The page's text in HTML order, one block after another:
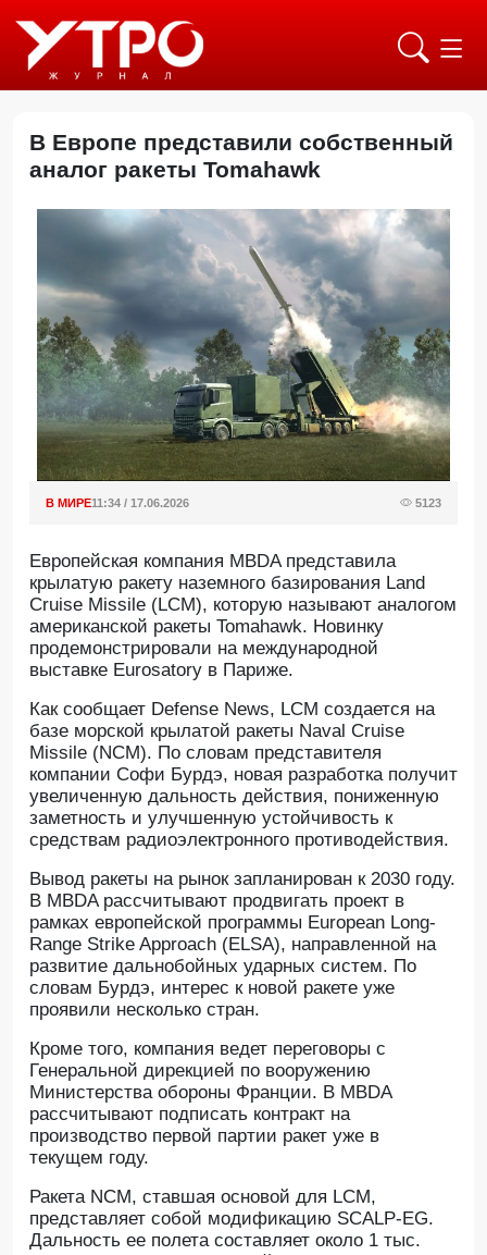
В Европе представили собственный
аналог ракеты Tomahawk
В МИРЕ11:34 / 17.06.2026 5123
Европейская компания MBDA представила
крылатую ракету наземного базирования Land
Cruise Missile (LCM), которую называют аналогом
американской ракеты Tomahawk. Новинку
продемонстрировали на международной
выставке Eurosatory в Париже.
Как сообщает Defense News, LCM создается на
базе морской крылатой ракеты Naval Cruise
Missile (NCM). По словам представителя
компании Софи Бурдэ, новая разработка получит
увеличенную дальность действия, пониженную
заметность и улучшенную устойчивость к
средствам радиоэлектронного противодействия.
Вывод ракеты на рынок запланирован к 2030 году.
В MBDA рассчитывают продвигать проект в
рамках европейской программы European Long-
Range Strike Approach (ELSA), направленной на
развитие дальнобойных ударных систем. По
словам Бурдэ, интерес к новой ракете уже
проявили несколько стран.
Кроме того, компания ведет переговоры с
Генеральной дирекцией по вооружению
Министерства обороны Франции. В MBDA
рассчитывают подписать контракт на
производство первой партии ракет уже в
текущем году.
Ракета NCM, ставшая основой для LCM,
представляет собой модификацию SCALP-EG.
Дальность ее полета составляет около 1 тыс.